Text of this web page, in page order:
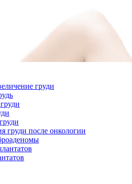
груди
груди после онкологии